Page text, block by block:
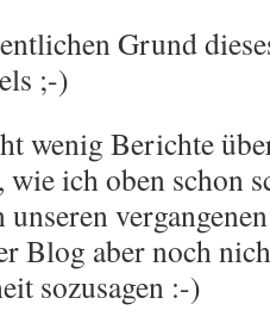
Grund
;-)
wenig Berichte
wie ich oben schon
unseren
Blog aber noch
sozusagen :-)